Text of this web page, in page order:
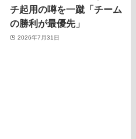
チ起用の噂を一蹴「チーム
の勝利が最優先」
2026年7月31日